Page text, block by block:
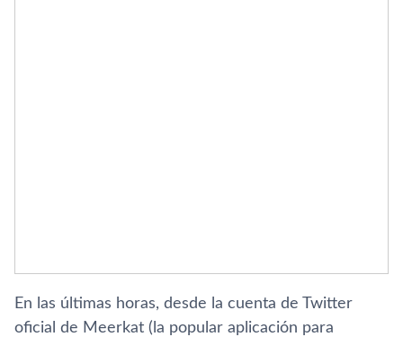
En las últimas horas, desde la cuenta de Twitter
oficial de Meerkat (la popular aplicación para